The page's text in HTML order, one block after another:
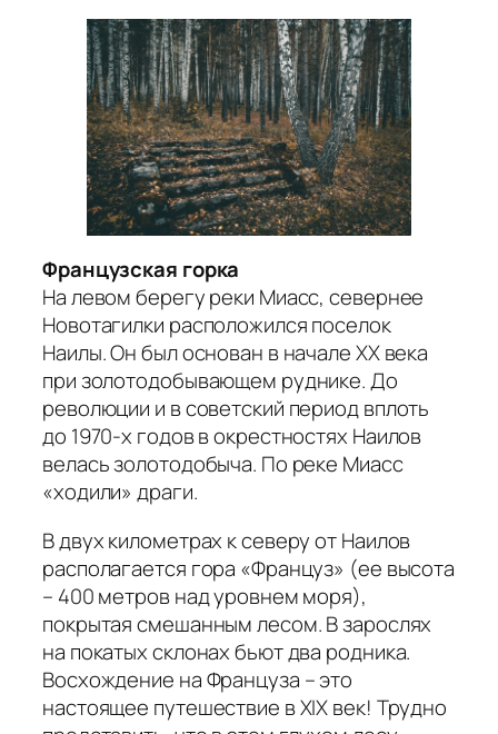
Французская горка
На левом берегу реки Миасс, севернее
Новотагилки расположился поселок
Наилы. Он был основан в начале XX века
при золотодобывающем руднике. До
революции и в советский период вплоть
до 1970-х годов в окрестностях Наилов
велась золотодобыча. По реке Миасс
«ходили» драги.
В двух километрах к северу от Наилов
располагается гора «Француз» (ее высота
– 400 метров над уровнем моря),
покрытая смешанным лесом. В зарослях
на покатых склонах бьют два родника.
Восхождение на Француза – это
настоящее путешествие в XIX век! Трудно